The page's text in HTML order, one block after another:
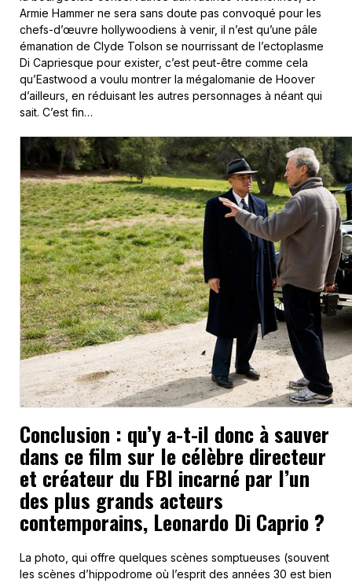
Armie Hammer ne sera sans doute pas convoqué pour les
chefs-d’œuvre hollywoodiens à venir, il n’est qu’une pâle
émanation de Clyde Tolson se nourrissant de l’ectoplasme
Di Capriesque pour exister, c’est peut-être comme cela
qu’Eastwood a voulu montrer la mégalomanie de Hoover
d’ailleurs, en réduisant les autres personnages à néant qui
sait. C’est fin…
Conclusion : qu’y a-t-il donc à sauver
dans ce film sur le célèbre directeur
et créateur du FBI incarné par l’un
des plus grands acteurs
contemporains, Leonardo Di Caprio ?
La photo, qui offre quelques scènes somptueuses (souvent
les scènes d’hippodrome où l’esprit des années 30 est bien